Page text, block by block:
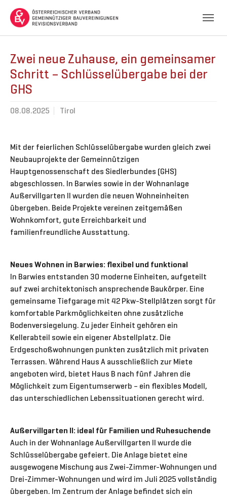
Zwei neue Zuhause, ein gemeinsamer
Schritt – Schlüsselübergabe bei der
GHS
08.08.2025 Tirol
Mit der feierlichen Schlüsselübergabe wurden gleich zwei
Neubauprojekte der Gemeinnützigen
Hauptgenossenschaft des Siedlerbundes (GHS)
abgeschlossen. In Barwies sowie in der Wohnanlage
Außervillgarten II wurden die neuen Wohneinheiten
übergeben. Beide Projekte vereinen zeitgemäßen
Wohnkomfort, gute Erreichbarkeit und
familienfreundliche Ausstattung.
Neues Wohnen in Barwies: flexibel und funktional
In Barwies entstanden 30 moderne Einheiten, aufgeteilt
auf zwei architektonisch ansprechende Baukörper. Eine
gemeinsame Tiefgarage mit 42 Pkw-Stellplätzen sorgt für
komfortable Parkmöglichkeiten ohne zusätzliche
Bodenversiegelung. Zu jeder Einheit gehören ein
Kellerabteil sowie ein eigener Abstellplatz. Die
Erdgeschoßwohnungen punkten zusätzlich mit privaten
Terrassen. Während Haus A ausschließlich zur Miete
angeboten wird, bietet Haus B nach fünf Jahren die
Möglichkeit zum Eigentumserwerb – ein flexibles Modell,
das unterschiedlichen Lebenssituationen gerecht wird.
Außervillgarten II: ideal für Familien und Ruhesuchende
Auch in der Wohnanlage Außervillgarten II wurde die
Schlüsselübergabe gefeiert. Die Anlage bietet eine
ausgewogene Mischung aus Zwei-Zimmer-Wohnungen und
Drei-Zimmer-Wohnungen und wird im Juli 2025 vollständig
übergeben. Im Zentrum der Anlage befindet sich ein